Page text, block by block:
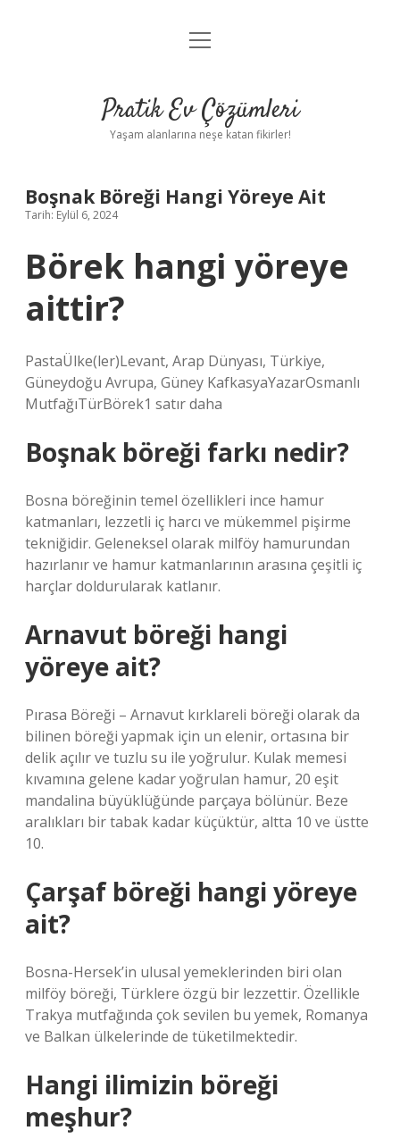
Anasayfa
Yasal Uyarı
menüyü
Pratik Ev Çözümleri
Yaşam alanlarına neşe katan fikirler!
Boşnak Böreği Hangi Yöreye Ait
Tarih: Eylül 6, 2024
Börek hangi yöreye
aittir?
PastaÜlke(ler)Levant, Arap Dünyası, Türkiye,
Güneydoğu Avrupa, Güney KafkasyaYazarOsmanlı
MutfağıTürBörek1 satır daha
Boşnak böreği farkı nedir?
Bosna böreğinin temel özellikleri ince hamur
katmanları, lezzetli iç harcı ve mükemmel pişirme
tekniğidir. Geleneksel olarak milföy hamurundan
hazırlanır ve hamur katmanlarının arasına çeşitli iç
harçlar doldurularak katlanır.
Arnavut böreği hangi
yöreye ait?
Pırasa Böreği – Arnavut kırklareli böreği olarak da
bilinen böreği yapmak için un elenir, ortasına bir
delik açılır ve tuzlu su ile yoğrulur. Kulak memesi
kıvamına gelene kadar yoğrulan hamur, 20 eşit
mandalina büyüklüğünde parçaya bölünür. Beze
aralıkları bir tabak kadar küçüktür, altta 10 ve üstte
10.
Çarşaf böreği hangi yöreye
ait?
Bosna-Hersek’in ulusal yemeklerinden biri olan
milföy böreği, Türklere özgü bir lezzettir. Özellikle
Trakya mutfağında çok sevilen bu yemek, Romanya
ve Balkan ülkelerinde de tüketilmektedir.
Hangi ilimizin böreği
meşhur?